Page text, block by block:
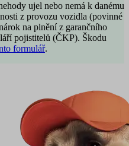
ujel nebo nemá k danému
z provozu vozidla (povinné
na plnění z garančního
pojistitelů (ČKP). Škodu
formulář.